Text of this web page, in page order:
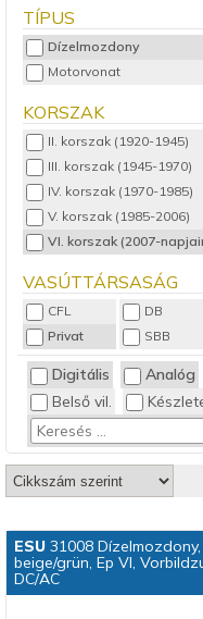
TÍPUS
Dízelmozdony
Motorvonat
KORSZAK
II. korszak (1920-1945)
III. korszak (1945-1970)
IV. korszak (1970-1985)
V. korszak (1985-2006)
VI. korszak (2007-
VASÚTTÁRSASÁG
CFL DB
Privat
SBB
Digitális Analóg
Belső vil.
ESU31008
beige/grün, Ep VI,
DC/AC